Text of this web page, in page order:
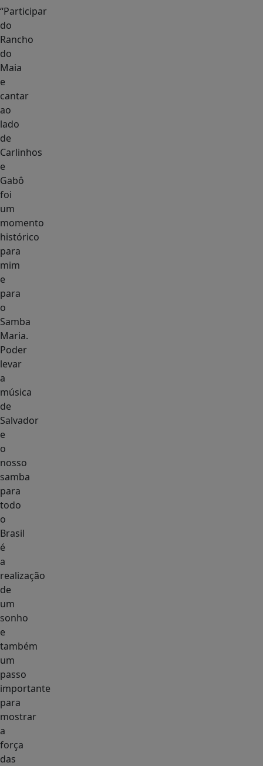
“Participar
do
Rancho
do
Maia
e
cantar
ao
lado
de
Carlinhos
e
Gabô
foi
um
momento
histórico
para
mim
e
para
o
Samba
Maria.
Poder
levar
a
música
de
Salvador
e
o
nosso
samba
para
todo
o
Brasil
é
a
realização
de
um
sonho
e
também
um
passo
importante
para
mostrar
a
força
das